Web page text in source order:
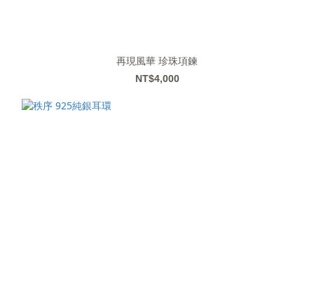
再現風華 珍珠項鍊
NT$4,000